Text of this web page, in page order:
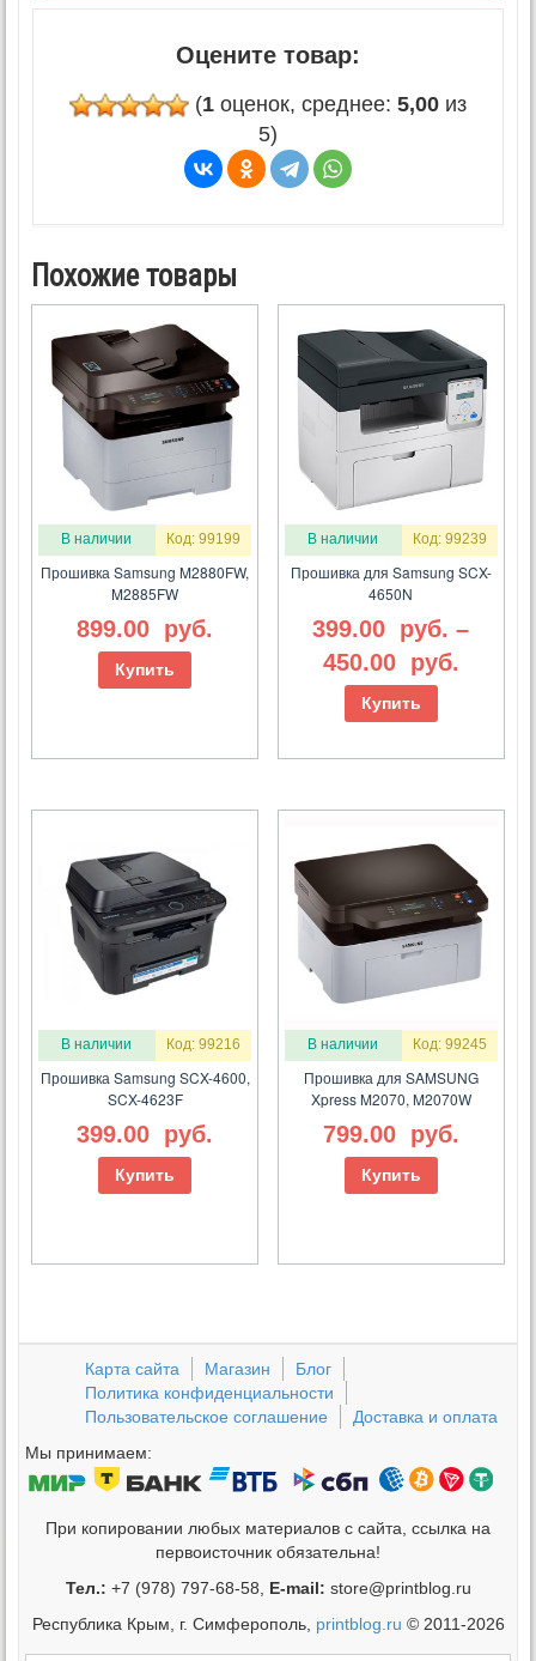
Оцените товар:
(1 оценок, среднее: 5,00 из
5)
Похожие товары
В наличии Код: 99199
Прошивка Samsung M2880FW,
M2885FW
899.00 руб.
Купить
В наличии Код: 99239
Прошивка для Samsung SCX-
4650N
399.00 руб. –
450.00 руб.
Купить
В наличии Код: 99216
Прошивка Samsung SCX-4600,
SCX-4623F
399.00 руб.
Купить
В наличии Код: 99245
Прошивка для SAMSUNG
Xpress M2070, M2070W
799.00 руб.
Купить
Карта сайта Магазин
Блог
Политика конфиденциальности
Пользовательское соглашение
Доставка и оплата
Мы принимаем:
При копировании любых материалов с сайта, ссылка на
первоисточник обязательна!
Тел.: +7 (978) 797-68-58, E-mail: store@printblog.ru
Республика Крым, г. Симферополь, printblog.ru © 2011-2026